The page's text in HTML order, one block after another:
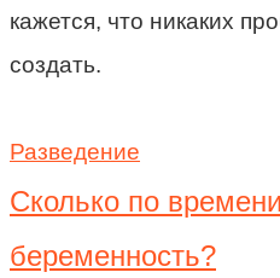
кажется, что никаких
создать.
Разведение
Сколько по
беременность?